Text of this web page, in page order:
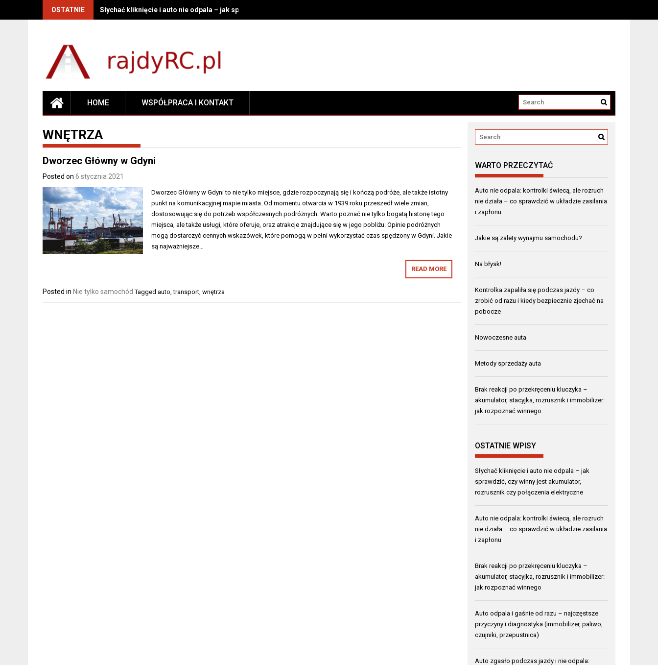
OSTATNIE Słychać kliknięcie i auto nie odpala – jak sprawdzić, czy winny jest akumulator, rozrusznik czy połączenia elektryczne
HOME WSPÓŁPRACA I KONTAKT
WNĘTRZA
Dworzec Główny w Gdyni
Posted on 6 stycznia 2021
Dworzec Główny w Gdyni to nie tylko miejsce, gdzie rozpoczynają się i kończą podróże, ale także istotny
punkt na komunikacyjnej mapie miasta. Od momentu otwarcia w 1939 roku przeszedł wiele zmian,
dostosowując się do potrzeb współczesnych podróżnych. Warto poznać nie tylko bogatą historię tego
miejsca, ale także usługi, które oferuje, oraz atrakcje znajdujące się w jego pobliżu. Opinie podróżnych
mogą dostarczyć cennych wskazówek, które pomogą w pełni wykorzystać czas spędzony w Gdyni. Jakie
są najważniejsze…
READ MORE
Posted in Nie tylko samochód Tagged auto ,transport wnętrza
WARTO PRZECZYTAĆ
Auto nie odpala: kontrolki świecą, ale rozruch
nie działa – co sprawdzić w układzie zasilania
i zapłonu
Jakie są zalety wynajmu samochodu?
Na błysk!
Kontrolka zapaliła się podczas jazdy – co
zrobić od razu i kiedy bezpiecznie zjechać na
pobocze
Nowoczesne auta
Metody sprzedaży auta
Brak reakcji po przekręceniu kluczyka –
akumulator, stacyjka, rozrusznik i immobilizer:
jak rozpoznać winnego
OSTATNIE WPISY
Słychać kliknięcie i auto nie odpala – jak
sprawdzić, czy winny jest akumulator,
rozrusznik czy połączenia elektryczne
Auto nie odpala: kontrolki świecą, ale rozruch
nie działa – co sprawdzić w układzie zasilania
i zapłonu
Brak reakcji po przekręceniu kluczyka –
akumulator, stacyjka, rozrusznik i immobilizer:
jak rozpoznać winnego
Auto odpala i gaśnie od razu – najczęstsze
przyczyny i diagnostyka (immobilizer, paliwo,
czujniki, przepustnica)
Auto zgasło podczas jazdy i nie odpala: